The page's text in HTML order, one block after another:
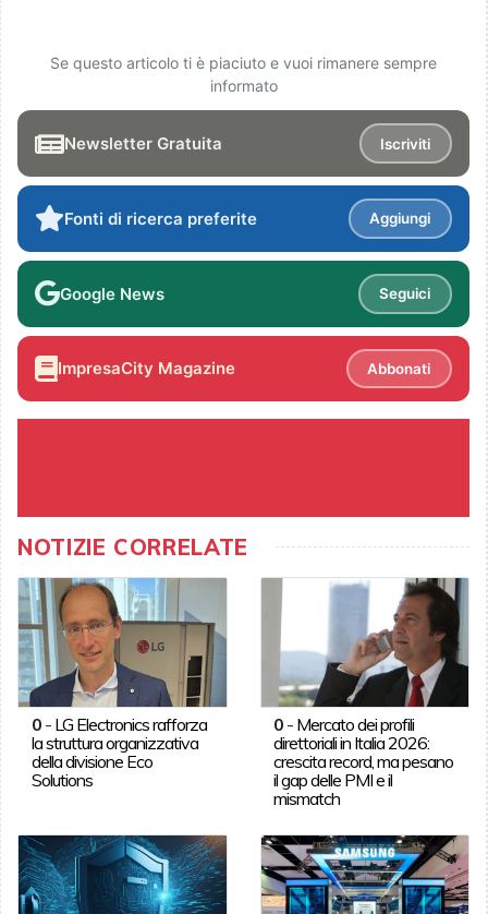
Se questo articolo ti è piaciuto e vuoi rimanere sempre
informato
Newsletter Gratuita Iscriviti
Fonti di ricerca preferite Aggiungi
Google News Seguici
ImpresaCity Magazine Abbonati
NOTIZIE CORRELATE
0- LG Electronics rafforza
la struttura organizzativa
della divisione Eco
Solutions
0 - Mercato dei profili
direttoriali in Italia 2026:
crescita record, ma pesano
il gap delle PMI e il
mismatch